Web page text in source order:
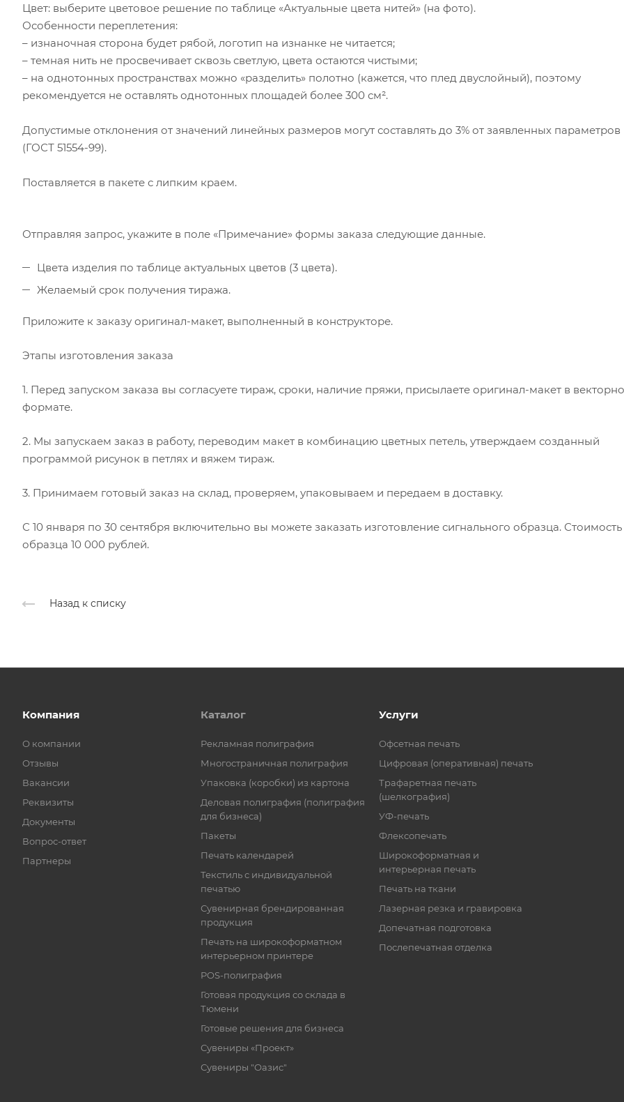
Цвет: выберите цветовое решение по таблице «Актуальные цвета нитей» (на фото).
Особенности переплетения:
– изнаночная сторона будет рябой, логотип на изнанке не читается;
– темная нить не просвечивает сквозь светлую, цвета остаются чистыми;
– на однотонных пространствах можно «разделить» полотно (кажется, что плед двуслойный), поэтому
рекомендуется не оставлять однотонных площадей более 300 см².
Допустимые отклонения от значений линейных размеров могут составлять до 3% от заявленных параметров
(ГОСТ 51554-99).
Поставляется в пакете с липким краем.
Отправляя запрос, укажите в поле «Примечание» формы заказа следующие данные.
Цвета изделия по таблице актуальных цветов (3 цвета).
Желаемый срок получения тиража.
Приложите к заказу оригинал-макет, выполненный в конструкторе.
Этапы изготовления заказа
1. Перед запуском заказа вы согласуете тираж, сроки, наличие пряжи, присылаете оригинал-макет в
формате.
2. Мы запускаем заказ в работу, переводим макет в комбинацию цветных петель, утверждаем созданный
программой рисунок в петлях и вяжем тираж.
3. Принимаем готовый заказ на склад, проверяем, упаковываем и передаем в доставку.
С 10 января по 30 сентября включительно вы можете заказать изготовление сигнального образца. Стоимость
образца 10 000 рублей.
Назад к списку
Компания
О компании
Отзывы
Вакансии
Реквизиты
Документы
Вопрос-ответ
Партнеры
Каталог
Рекламная полиграфия
Многостраничная полиграфия
Упаковка (коробки) из картона
Деловая полиграфия (полиграфия
для бизнеса)
Пакеты
Печать календарей
Текстиль с индивидуальной
печатью
Сувенирная брендированная
продукция
Печать на широкоформатном
интерьерном принтере
POS-полиграфия
Готовая продукция со склада в
Тюмени
Готовые решения для бизнеса
Сувениры «Проект»
Сувениры "Оазис"
Услуги
Офсетная печать
Цифровая (оперативная) печать
Трафаретная печать
(шелкография)
УФ-печать
Флексопечать
Широкоформатная и
интерьерная печать
Печать на ткани
Лазерная резка и гравировка
Допечатная подготовка
Послепечатная отделка